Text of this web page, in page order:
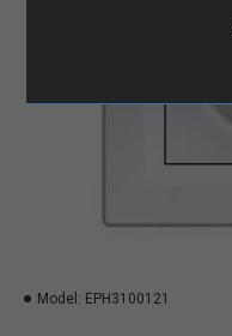
Model: EPH3100121